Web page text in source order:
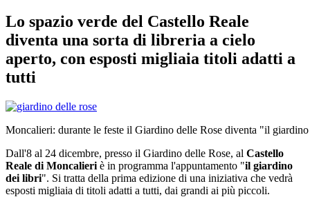
Lo spazio verde del Castello Reale
diventa una sorta di libreria a cielo
aperto, con esposti migliaia titoli adatti a
tutti
Moncalieri: durante le feste il Giardino delle Rose diventa "il
Dall'8 al 24 dicembre, presso il Giardino delle Rose, al Castello
Reale di Moncalieri è in programma l'appuntamento "il giardino
dei libri". Si tratta della prima edizione di una iniziativa che vedrà
esposti migliaia di titoli adatti a tutti, dai grandi ai più piccoli.